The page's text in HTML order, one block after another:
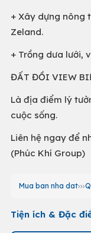
+ Xây dựng nông
Zeland.
+ Trồng dưa lưới,
ĐẤT ĐỒI VIEW
Là địa điểm lý
cuộc sống.
Liên hệ ngay để
(Phúc Khí Group)
Mua ban nha dat
Tiện ích & Đặc